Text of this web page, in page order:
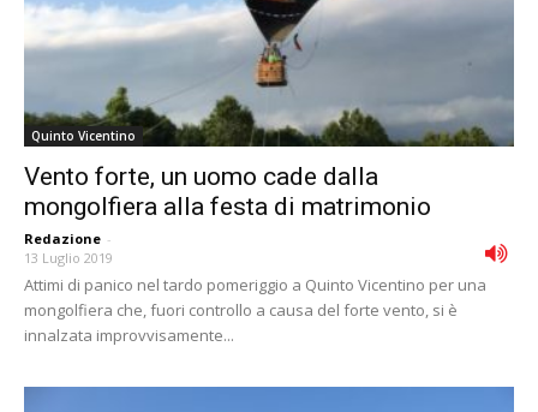
Quinto Vicentino
Vento forte, un uomo cade dalla
mongolfiera alla festa di matrimonio
Redazione -
13 Luglio 2019
Attimi di panico nel tardo pomeriggio a Quinto Vicentino per una
mongolfiera che, fuori controllo a causa del forte vento, si è
innalzata improvvisamente...